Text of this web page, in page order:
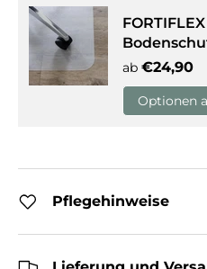
ab €24,90
Optionen
Pflegehinweise